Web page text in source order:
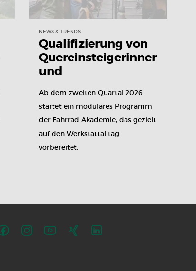
NEWS & TRENDS
Qualifizierung von
Quereinsteigerinnen
und
Ab dem zweiten Quartal 2026
startet ein modulares Programm
der Fahrrad Akademie, das gezielt
auf den Werkstattalltag
vorbereitet.